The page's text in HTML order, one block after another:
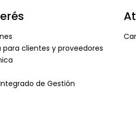
clientes y proveedores
de Gestión